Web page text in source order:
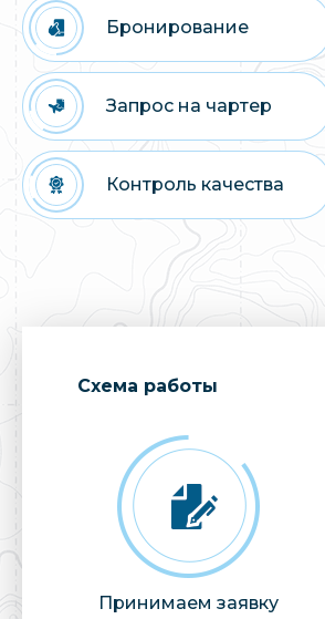
Бронирование
Запрос на чартер
Контроль качества
Cхема работы
Принимаем заявку